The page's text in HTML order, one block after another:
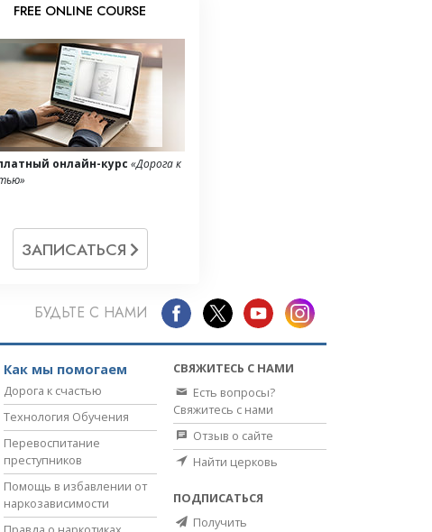
FREE ONLINE COURSE
онлайн-курс «Дорога к
ЗАПИСАТЬСЯ
БУДЬТЕ С НАМИ
Как мы помогаем
Дорога к счастью
Технология Обучения
Перевоспитание
преступников
Помощь в избавлении от
наркозависимости
СВЯЖИТЕСЬ С НАМИ
Есть вопросы?
Свяжитесь с нами
Отзыв о сайте
Найти церковь
ПОДПИСАТЬСЯ
Получить